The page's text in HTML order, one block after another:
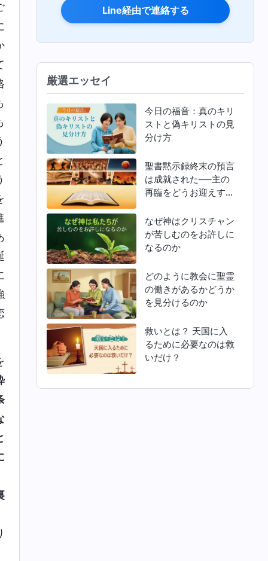
Line経由で連絡する
厳選エッセイ
今日の福音：真のキリ
ストと偽キリストの見
分け方
聖書黙示録終末の預言
は成就された──主の
再臨をどうお迎えすれ
なぜ神はクリスチャン
が苦しむのをお許しに
なるのか
どのように教会に聖霊
の働きがあるかどうか
を見分けるのか
救いとは？ 天国に入
るために必要なのは救
いだけ？